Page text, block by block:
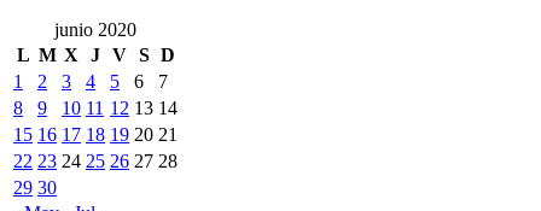
junio 2020
L M X J V S D
1
2 3 4 5 6
7
8
9 10 11 12 13 14
15 16 17 18 19 20 21
22 23 24 25 26 27 28
29 30